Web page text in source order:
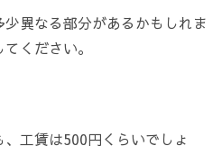
異なる部分があるかもしれま
ください。
工賃は500円くらいでしょ